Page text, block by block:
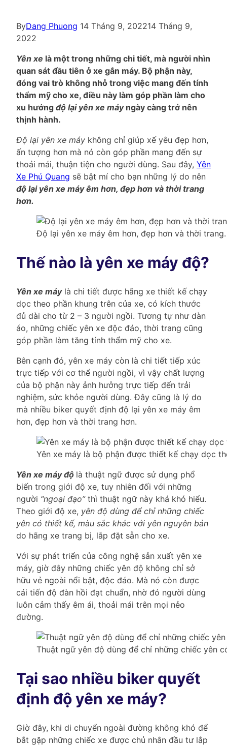
ByDang Phuong 14 Tháng 9, 202214 Tháng 9,
2022
Yên xe là một trong những chi tiết, mà người nhìn
quan sát đầu tiên ở xe gắn máy. Bộ phận này,
đóng vai trò không nhỏ trong việc mang đến tính
thẩm mỹ cho xe, điều này làm góp phần làm cho
xu hướng độ lại yên xe máyngày càng trở nên
thịnh hành.
Độ lại yên xe máy không chỉ giúp xế yêu đẹp hơn,
ấn tượng hơn mà nó còn góp phần mang đến sự
thoải mái, thuận tiện cho người dùng. Sau đây, Yên
Xe Phú Quang sẽ bật mí cho bạn những lý do nên
độ lại yên xe máy êm hơn, đẹp hơn và thời trang
hơn.
Độ lại yên xe máy êm hơn, đẹp hơn và thời trang.
Thế nào là yên xe máy độ?
Yên xe máylà chi tiết được hãng xe thiết kế chạy
dọc theo phần khung trên của xe, có kích thước
đủ dài cho từ 2 – 3 người ngồi. Tương tự như dàn
áo, những chiếc yên xe độc đáo, thời trang cũng
góp phần làm tăng tính thẩm mỹ cho xe.
Bên cạnh đó, yên xe máy còn là chi tiết tiếp xúc
trực tiếp với cơ thể người ngồi, vì vậy chất lượng
của bộ phận này ảnh hưởng trực tiếp đến trải
nghiệm, sức khỏe người dùng. Đây cũng là lý do
mà nhiều biker quyết định độ lại yên xe máy êm
hơn, đẹp hơn và thời trang hơn.
Yên xe máy là bộ phận được thiết kế chạy dọc
Yên xe máy độ là thuật ngữ được sử dụng phổ
biến trong giới độ xe, tuy nhiên đối với những
người “ngoại đạo”thì thuật ngữ này khá khó hiểu.
Theo giới độ xe, yên độ dùng để chỉ những chiếc
yên có thiết kế, màu sắc khác với yên nguyên bản
do hãng xe trang bị, lắp đặt sẵn cho xe.
Với sự phát triển của công nghệ sản xuất yên xe
máy, giờ đây những chiếc yên độ không chỉ sở
hữu vẻ ngoài nổi bật, độc đáo. Mà nó còn được
cải tiến độ đàn hồi đạt chuẩn, nhờ đó người dùng
luôn cảm thấy êm ái, thoải mái trên mọi nẻo
đường.
Thuật ngữ yên độ dùng để chỉ những chiếc yên
Tại sao nhiều biker quyết
định độ yên xe máy?
Giờ đây, khi di chuyển ngoài đường không khó để
bắt gặp những chiếc xe được chủ nhân đầu tư lắp